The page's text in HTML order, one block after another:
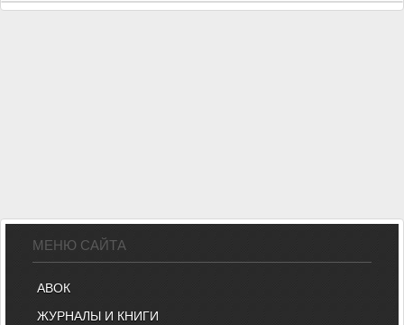
МЕНЮ САЙТА
АВОК
ЖУРНАЛЫ И КНИГИ